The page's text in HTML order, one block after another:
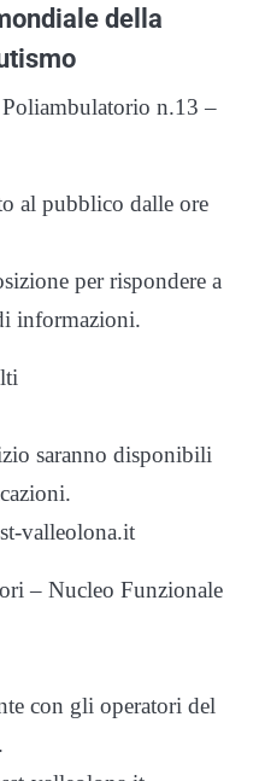
della
n.13 –
al pubblico dalle ore
per rispondere a
informazioni.
saranno disponibili
valleolona.it
– Nucleo Funzionale
con gli operatori del